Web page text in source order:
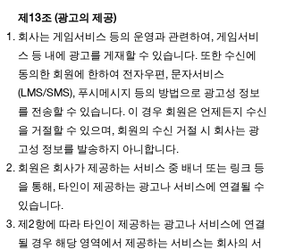
제13조 (광고의 제공)
회사는 게임서비스 등의 운영과 관련하여, 게임서비
스 등 내에 광고를 게재할 수 있습니다. 또한 수신에
동의한 회원에 한하여 전자우편, 문자서비스
(LMS/SMS), 푸시메시지 등의 방법으로 광고성 정보
를 전송할 수 있습니다. 이 경우 회원은 언제든지 수신
을 거절할 수 있으며, 회원의 수신 거절 시 회사는 광
고성 정보를 발송하지 아니합니다.
회원은 회사가 제공하는 서비스 중 배너 또는 링크 등
을 통해, 타인이 제공하는 광고나 서비스에 연결될 수
있습니다.
제2항에 따라 타인이 제공하는 광고나 서비스에 연결
될 경우 해당 영역에서 제공하는 서비스는 회사의 서